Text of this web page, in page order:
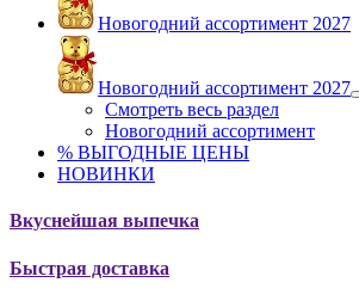
Новогодний ассортимент 2027
Новогодний ассортимент 2027
Смотреть весь раздел
Новогодний ассортимент
% ВЫГОДНЫЕ ЦЕНЫ
НОВИНКИ
Вкуснейшая выпечка
Быстрая доставка